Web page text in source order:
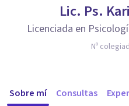
Lic. Ps.
Licenciada en
Nº
Sobre mí Consultas